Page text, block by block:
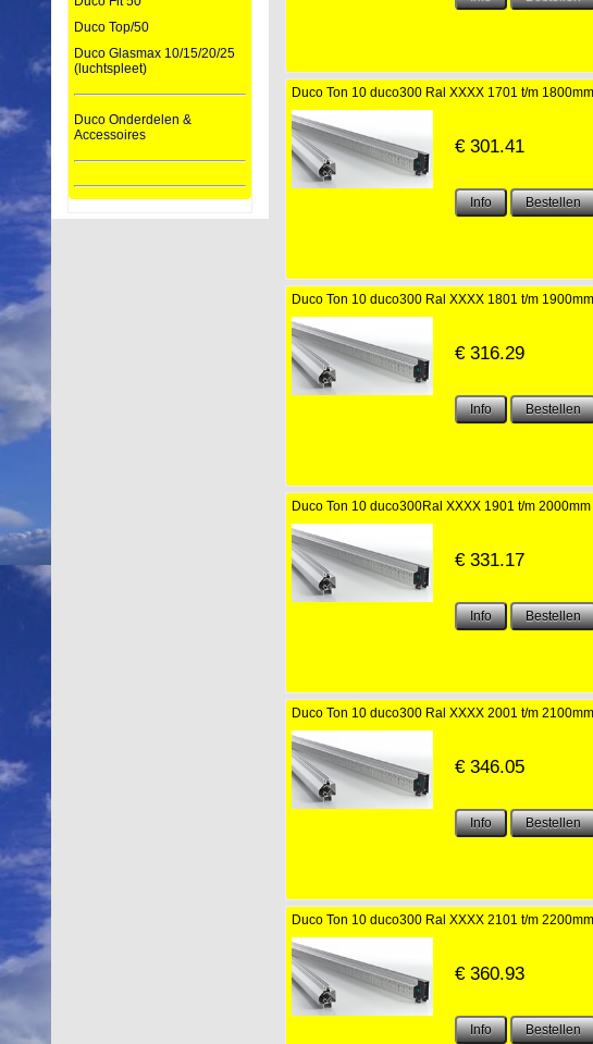
Duco Top/50
Duco Glasmax 10/15/20/25
(luchtspleet)
Duco Onderdelen &
Accessoires
Duco Ton 10 duco300 Ral XXXX 1701 t/m 1800mm
€ 301.41
Duco Ton 10 duco300 Ral XXXX 1801 t/m 1900mm
€ 316.29
Duco Ton 10 duco300Ral XXXX 1901 t/m 2000mm
€ 331.17
Duco Ton 10 duco300 Ral XXXX 2001 t/m 2100mm
€ 346.05
Duco Ton 10 duco300 Ral XXXX 2101 t/m 2200mm
€ 360.93